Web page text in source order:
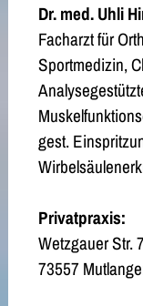
Dr. med. Uhli
Facharzt für
Sportmedizin,
gest.
Privatpraxis:
Wetzgauer Str.
73557